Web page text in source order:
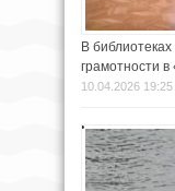
В
грамотности
10.04.2026 19:25